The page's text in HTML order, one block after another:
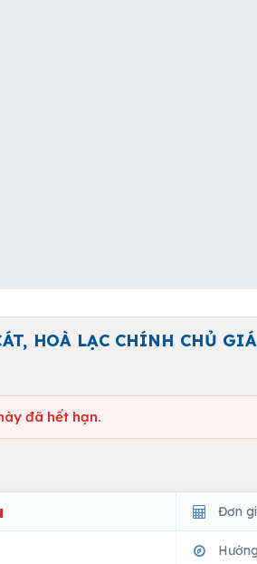
HOÀ LẠC CHÍNH CHỦ
đã hết hạn.
Đơn
Hướng